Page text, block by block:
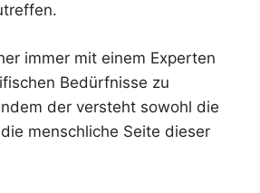
immer mit einem Experten
Bedürfnisse zu
der versteht sowohl die
menschliche Seite dieser